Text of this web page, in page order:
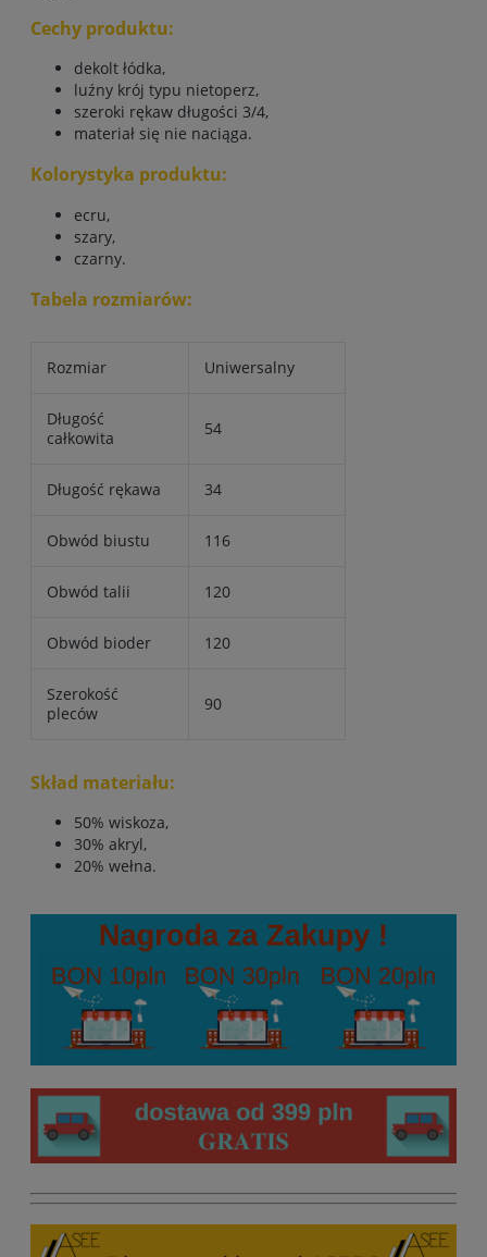
Cechy produktu:
dekolt łódka,
luźny krój typu nietoperz,
szeroki rękaw długości 3/4,
materiał się nie naciąga.
Kolorystyka produktu:
ecru,
szary,
czarny.
Tabela rozmiarów:
Rozmiar Uniwersalny
Długość
całkowita
54
Długość rękawa 34
Obwód biustu 116
Obwód talii 120
Obwód bioder 120
Szerokość
pleców
90
Skład materiału:
50% wiskoza,
30% akryl,
20% wełna.